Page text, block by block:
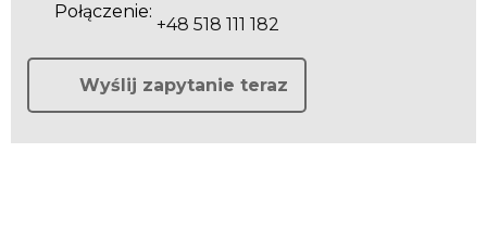
Połączenie:
+48 518 111 182
Wyślij zapytanie teraz